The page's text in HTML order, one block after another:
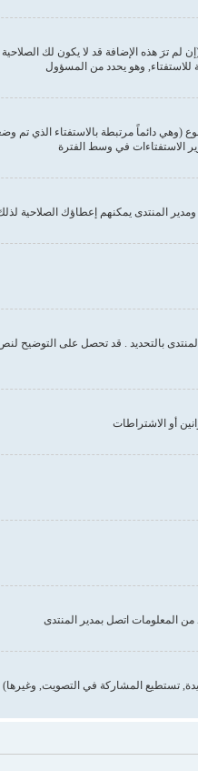
لم ترَ هذه الإضافة قد لا يكون لك
للاستفتاء, وهو يحدد من المسؤول
(وهي دائماً مرتبطة بالاستفتاء الذي
الاستفتاءات في وسط الفترة
المنتدى يمكنهم إعطاؤك الصلاحية
بالتحديد . قد تحصل على التوضيح
المعلومات اتصل بمدير المنتدى
تستطيع المشاركة في التصويت, وغيرها)